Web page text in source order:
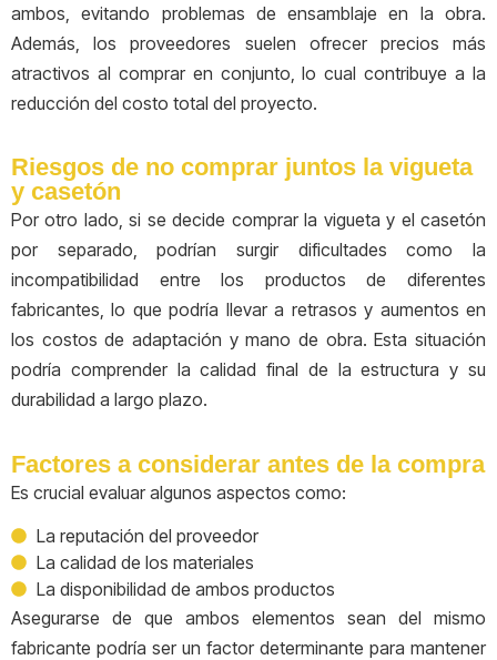
ambos, evitando problemas de ensamblaje en la obra.
Además, los proveedores suelen ofrecer precios más
atractivos al comprar en conjunto, lo cual contribuye a la
reducción del costo total del proyecto.
Riesgos de no comprar juntos la vigueta
y casetón
Por otro lado, si se decide comprar la vigueta y el casetón
por separado, podrían surgir dificultades como la
incompatibilidad entre los productos de diferentes
fabricantes, lo que podría llevar a retrasos y aumentos en
los costos de adaptación y mano de obra. Esta situación
podría comprender la calidad final de la estructura y su
durabilidad a largo plazo.
Factores a considerar antes de la compra
Es crucial evaluar algunos aspectos como:
La reputación del proveedor
La calidad de los materiales
La disponibilidad de ambos productos
Asegurarse de que ambos elementos sean del mismo
fabricante podría ser un factor determinante para mantener